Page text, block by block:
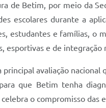
de Betim, por meio da
escolares durante a
estudantes e famílias, o
esportivas e de
principal avaliação
que Betim tenha
o compromisso das